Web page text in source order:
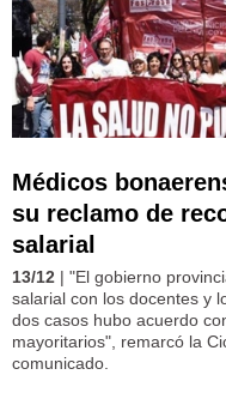
Médicos
su reclamo de
salarial
13/12 | "El gobierno
salarial con los docentes y
dos casos hubo acuerdo
mayoritarios", remarcó la
comunicado.